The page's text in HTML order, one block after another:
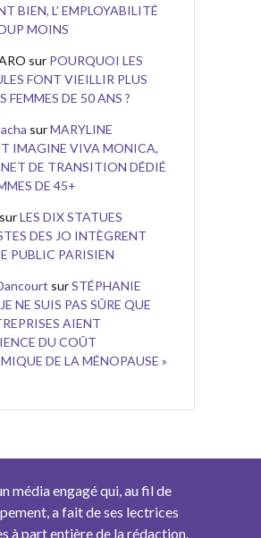
BIEN, L’ EMPLOYABILITÉ
MOINS
sur POURQUOI LES
FONT VIEILLIR PLUS
FEMMES DE 50 ANS ?
surMARYLINE
IMAGINE VIVA MONICA,
DE TRANSITION DÉDIÉ
DE 45+
surLES DIX STATUES
DES JO INTÈGRENT
PUBLIC PARISIEN
surSTÉPHANIE
NE SUIS PAS SÛRE QUE
AIENT
DU COÛT
DE LA MÉNOPAUSE »
média engagé qui, au fil de
a fait de ses lectrices
à part entière de la rédaction.